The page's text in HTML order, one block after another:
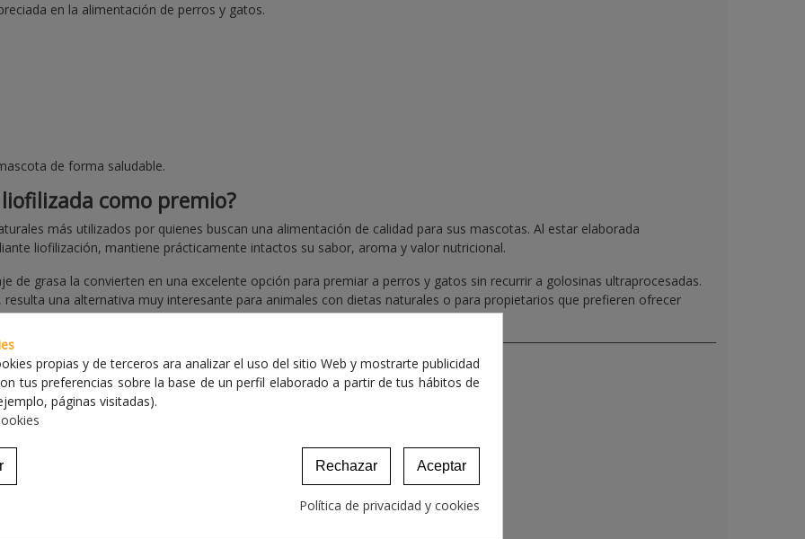
en la alimentación de perros y gatos.
de forma saludable.
como premio?
más utilizados por quienes buscan una alimentación de calidad para sus mascotas. Al estar elaborada
liofilización, mantiene prácticamente intactos su sabor, aroma y valor nutricional.
de grasa la convierten en una excelente opción para premiar a perros y gatos sin recurrir a golosinas ultraprocesadas.
una alternativa muy interesante para animales con dietas naturales o para propietarios que prefieren ofrecer
de varias formas:
tu perro o gato.
propias y de terceros ara analizar el uso del sitio Web y mostrarte publicidad
tus preferencias sobre la base de un perfil elaborado a partir de tus hábitos de
páginas visitadas).
Aceptar
Rechazar
Política de privacidad y cookies